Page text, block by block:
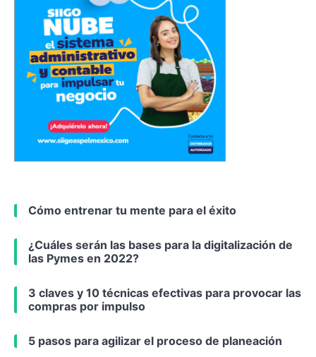
Cómo entrenar tu mente para el éxito
¿Cuáles serán las bases para la digitalización de
las Pymes en 2022?
3 claves y 10 técnicas efectivas para provocar las
compras por impulso
5 pasos para agilizar el proceso de planeación